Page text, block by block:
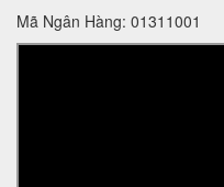
Mã Ngân Hàng: 01311001